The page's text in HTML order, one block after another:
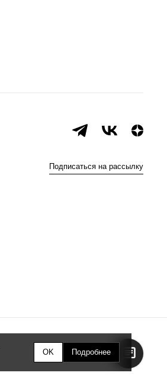
Подписаться на рассылку
OK Подробнее